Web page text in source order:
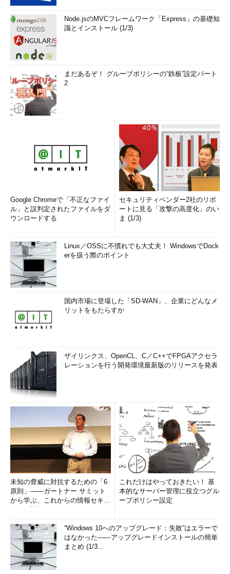
Node.jsのMVCフレームワーク「Express」の基礎知
識とインストール (1/3)
まだあるぞ！ グループポリシーの“鉄板”設定パート
2
Google Chromeで「不正なファイ
ル」と誤判定されたファイルをダ
ウンロードする
セキュリティベンダー2社のリポ
ートに見る「攻撃の高度化」のい
ま (1/3)
Linux／OSSに不慣れでも大丈夫！ WindowsでDock
erを扱う際のポイント
国内市場に登場した「SD-WAN」、企業にどんなメ
リットをもたらすか
ザイリンクス、OpenCL、C／C++でFPGAアクセラ
レーションを行う開発環境最新版のリリースを発表
未知の脅威に対抗するための「6
原則」――ガートナー サミット
から学ぶ、これからの情報セキュ
これだけはやっておきたい！ 基
本的なサーバー管理に役立つグル
ープポリシー設定
“Windows 10へのアップグレード：失敗”はエラーで
はなかった――アップグレードインストールの簡単
まとめ (1/3...